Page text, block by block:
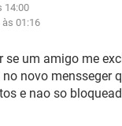
14:00
às 01:16
se um amigo me
novo mensseger
e nao so